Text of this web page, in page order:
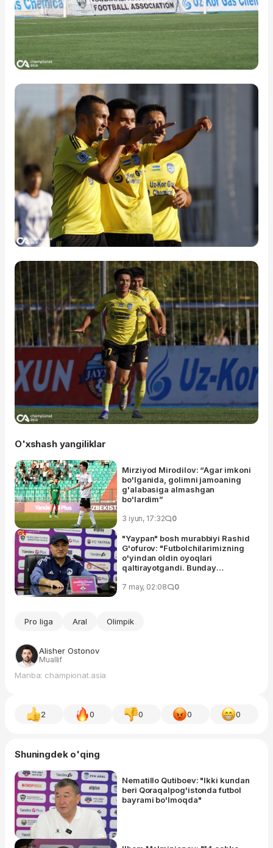
O'xshash yangiliklar
Mirziyod Mirodilov: “Agar imkoni
bo'lganida, golimni jamoaning
g'alabasiga almashgan
bo'lardim”
3 iyun, 17:32 0
"Yaypan" bosh murabbiyi Rashid
G'ofurov: "Futbolchilarimizning
o'yindan oldin oyoqlari
qaltirayotgandi. Bunday
qiynaladi"
7 may, 02:08 0
Pro liga Aral Olimpik
Alisher Ostonov
Muallif
Manba: championat.asia
2 0 0 0 0
Shuningdek o'qing
Nematillo Qutiboev: "Ikki kundan
beri Qoraqalpog'istonda futbol
bayrami bo'lmoqda"